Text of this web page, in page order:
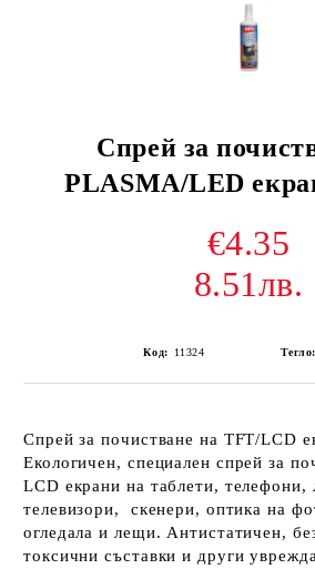
Спрей за
PLASMA/LED
€4.35
8.51лв.
Код: 11324 Тегло:
Спрей за почистване на TFT/LCD
Екологичен, специален спрей за
LCD екрани на таблети, телефони,
телевизори, скенери, оптика на
огледала и лещи. Антистатичен,
токсични съставки и други